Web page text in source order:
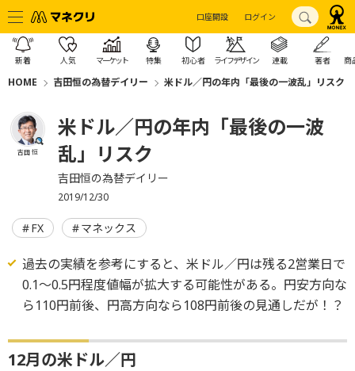
口座開設 ログイン
新着 人気 マーケット 特集 初心者 ライフデザイン 連載 著者 商
HOME 吉田恒の為替デイリー 米ドル／円の年内「最後の一波乱」リスク
吉田 恒
米ドル／円の年内「最後の一波
乱」リスク
吉田恒の為替デイリー
2019/12/30
FX マネックス
過去の実績を参考にすると、米ドル／円は残る2営業日で
0.1～0.5円程度値幅が拡大する可能性がある。円安方向な
ら110円前後、円高方向なら108円前後の見通しだが！？
12月の米ドル／円